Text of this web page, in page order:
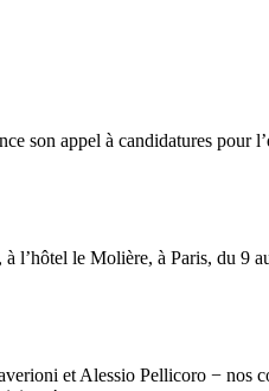
son appel à candidatures pour
l’hôtel le Molière, à Paris, du 9
et Alessio Pellicoro − nos